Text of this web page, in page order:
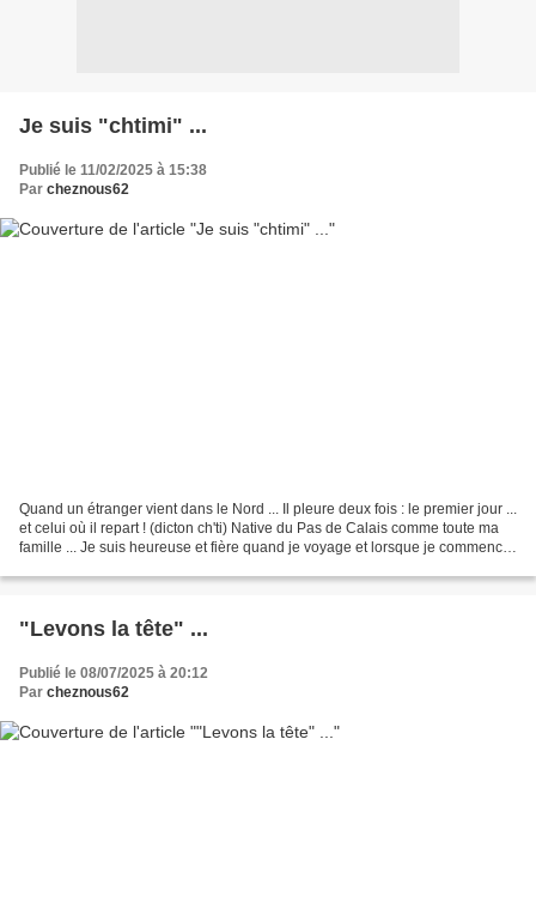
Je suis "chtimi" ...
Publié le 11/02/2025 à 15:38
Par cheznous62
Quand un étranger vient dans le Nord ... Il pleure deux fois : le premier jour ...
et celui où il repart ! (dicton ch'ti) Native du Pas de Calais comme toute ma
famille ... Je suis heureuse et fière quand je voyage et lorsque je commence
"Levons la tête" ...
Publié le 08/07/2025 à 20:12
Par cheznous62